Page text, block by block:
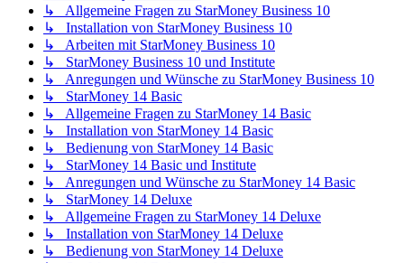
↳ Allgemeine Fragen zu StarMoney Business 10
↳ Installation von StarMoney Business 10
↳ Arbeiten mit StarMoney Business 10
↳ StarMoney Business 10 und Institute
↳ Anregungen und Wünsche zu StarMoney Business 10
↳ StarMoney 14 Basic
↳ Allgemeine Fragen zu StarMoney 14 Basic
↳ Installation von StarMoney 14 Basic
↳ Bedienung von StarMoney 14 Basic
↳ StarMoney 14 Basic und Institute
↳ Anregungen und Wünsche zu StarMoney 14 Basic
↳ StarMoney 14 Deluxe
↳ Allgemeine Fragen zu StarMoney 14 Deluxe
↳ Installation von StarMoney 14 Deluxe
↳ Bedienung von StarMoney 14 Deluxe